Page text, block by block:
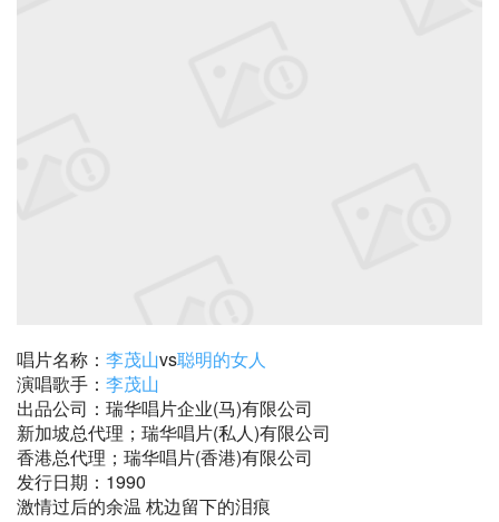
唱片名称： 李茂山vs聪明的女人
演唱歌手： 李茂山
出品公司：瑞华唱片企业(马)有限公司
新加坡总代理；瑞华唱片(私人)有限公司
香港总代理；瑞华唱片(香港)有限公司
发行日期：1990
激情过后的余温 枕边留下的泪痕